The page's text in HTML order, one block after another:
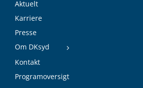
Aktuelt
Karriere
Presse
Om DKsyd
Kontakt
Programoversigt